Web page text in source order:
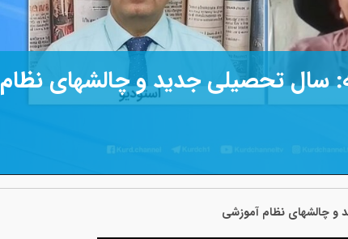
سال تحصیلی جدید و چالشهای نظام
و چالشهای نظام آموزشی